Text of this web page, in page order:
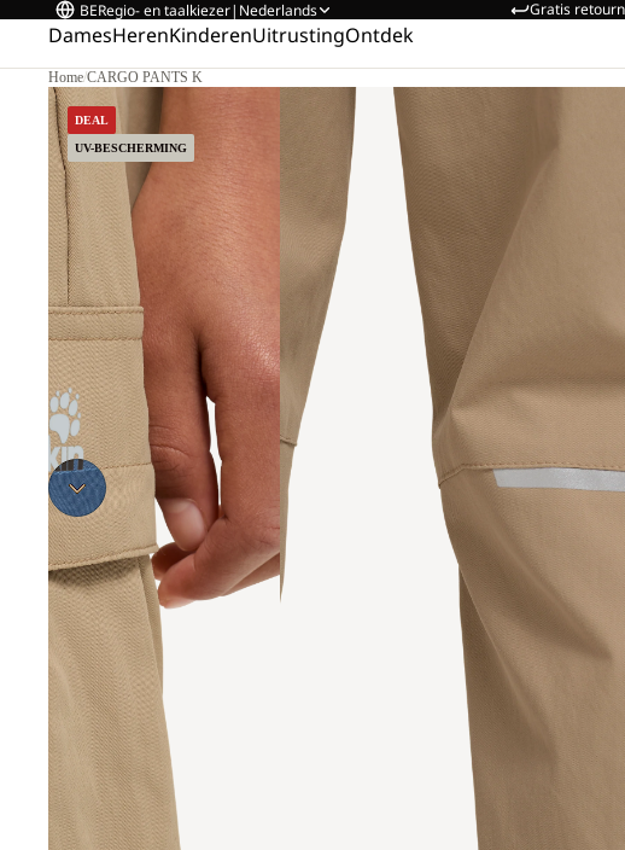
Gratis
BERegio- en taalkiezer| Nederlands
DamesHerenKinderenUitrustingOntdek
Home/CARGO PANTS K
DEAL
UV-BESCHERMING